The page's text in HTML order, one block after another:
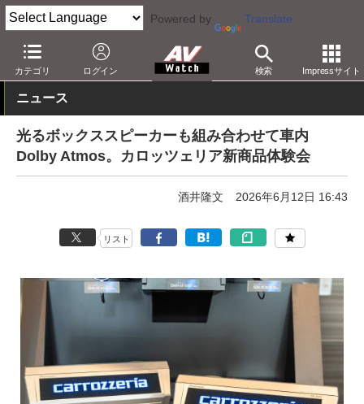
Powered by Translate
カテゴリ ログイン 検索 Impressサイト
AV Watch 製品 カーナビ/オーディオ
ニュース
光るボックススピーカーも組み合わせて車内
Dolby Atmos。カロッツェリア新商品体験会
酒井隆文 2026年6月12日 16:43
リスト